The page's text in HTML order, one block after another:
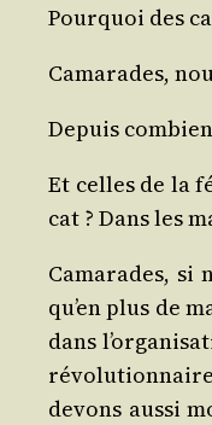
Pour­quoi des
Cama­rades,
Depuis
Et celles de la
cat ? Dans les
Cama­rades, si
qu’en plus de
dans
devons aus­si